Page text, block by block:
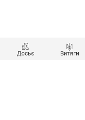
Досьє Витяги